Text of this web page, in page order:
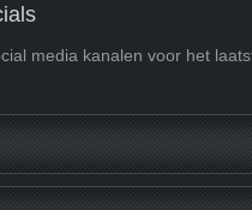
media kanalen voor het